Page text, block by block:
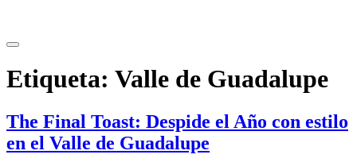
Etiqueta: Valle de Guadalupe
The Final Toast: Despide el Año con estilo
en el Valle de Guadalupe